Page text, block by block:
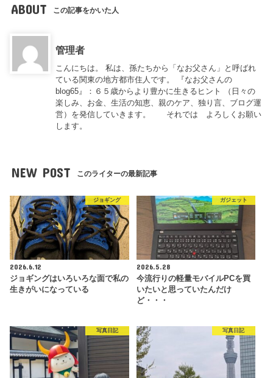
ABOUT この記事をかいた人
管理者
こんにちは。 私は、孫たちから「なお父さん」と呼ばれ
ている関東の地方都市住人です。 『なお父さんの
blog65』：６５歳からより豊かに生きるヒント （日々の
楽しみ、お金、生活の知恵、親のケア、独り言、ブログ運
営）を発信していきます。 それでは よろしくお願い
します。
NEW POST このライターの最新記事
ジョギング
2026.6.12
ジョギングはいろいろな面で私の
生きがいになっている
ガジェット
2026.5.28
今流行りの軽量モバイルPCを買
いたいと思っていたんだけ
ど・・・
写真日記 写真日記